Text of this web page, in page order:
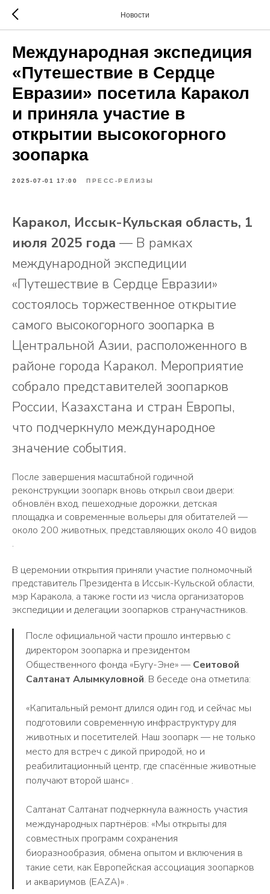
Новости
Международная экспедиция
«Путешествие в Сердце
Евразии» посетила Каракол
и приняла участие в
открытии высокогорного
зоопарка
2025-07-01 17:00 ПРЕСС-РЕЛИЗЫ
Каракол, Иссык-Кульская область, 1
июля 2025 года — В рамках
международной экспедиции
«Путешествие в Сердце Евразии»
состоялось торжественное открытие
самого высокогорного зоопарка в
Центральной Азии, расположенного в
районе города Каракол. Мероприятие
собрало представителей зоопарков
России, Казахстана и стран Европы,
что подчеркнуло международное
значение события.
После завершения масштабной годичной
реконструкции зоопарк вновь открыл свои двери:
обновлён вход, пешеходные дорожки, детская
площадка и современные вольеры для обитателей —
около 200 животных, представляющих около 40 видов
.
В церемонии открытия приняли участие полномочный
представитель Президента в Иссык-Кульской области,
мэр Каракола, а также гости из числа организаторов
экспедиции и делегации зоопарков странучастников.
После официальной части прошло интервью с
директором зоопарка и президентом
Общественного фонда «Бугу-Эне» — Сеитовой
Салтанат Алымкуловной. В беседе она отметила:
«Капитальный ремонт длился один год, и сейчас мы
подготовили современную инфраструктуру для
животных и посетителей. Наш зоопарк — не только
место для встреч с дикой природой, но и
реабилитационный центр, где спасённые животные
получают второй шанс» .
Салтанат Салтанат подчеркнула важность участия
международных партнёров: «Мы открыты для
совместных программ сохранения
биоразнообразия, обмена опытом и включения в
такие сети, как Европейская ассоциация зоопарков
и аквариумов (EAZA)» .